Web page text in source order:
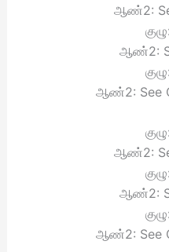
ஆண்2:
ஆண்2:
ஆண்2: See
ஆண்2:
ஆண்2:
ஆண்2: See